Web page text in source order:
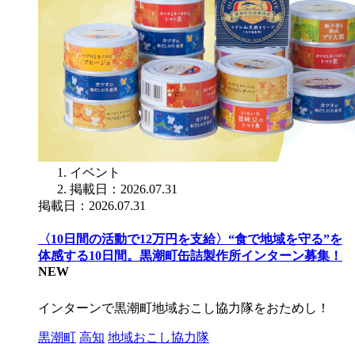
イベント
掲載日：2026.07.31
掲載日：2026.07.31
〈10日間の活動で12万円を支給〉“食で地域を守る”を
体感する10日間。黒潮町缶詰製作所インターン募集！
NEW
インターンで黒潮町地域おこし協力隊をおためし！
黒潮町 高知 地域おこし協力隊